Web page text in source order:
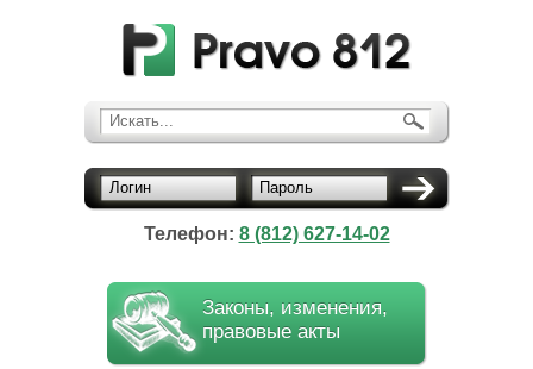
Искать...
Логин Пароль
Телефон: 8 (812) 627-14-02
Законы, изменения,
правовые акты